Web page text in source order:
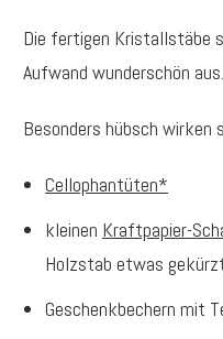
Die fertigen Kristallstäbe
Aufwand wunderschön aus.
Besonders hübsch wirken
Cellophantüten*
kleinen Kraftpapier-
Holzstab etwas
Geschenkbechern mit